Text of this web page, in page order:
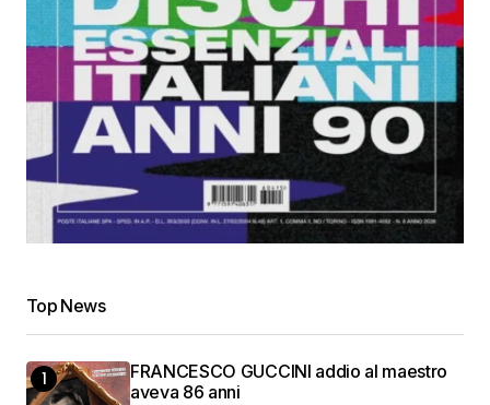
Top News
FRANCESCO GUCCINI addio al maestro
aveva 86 anni